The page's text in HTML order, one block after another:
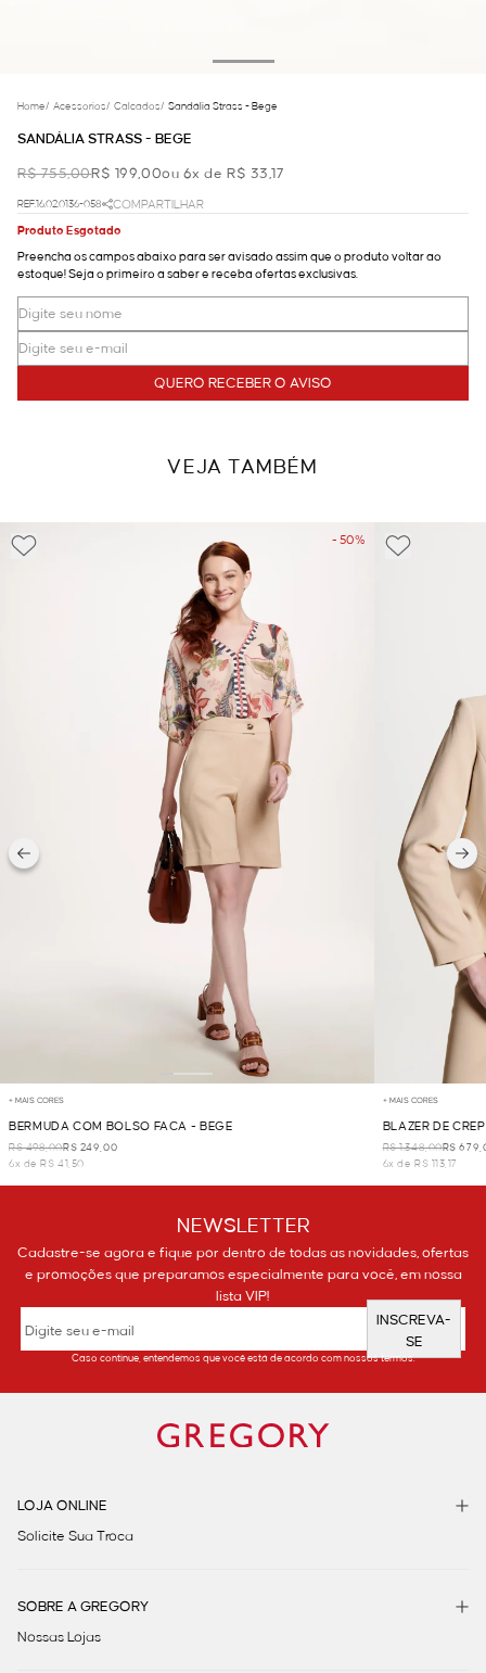
Home/ Acessorios/ Calcados/ Sandália Strass - Bege
SANDÁLIA STRASS - BEGE
R$ 755,00R$ 199,00ou 6x de R$ 33,17
REF.16.02.0136-058
COMPARTILHAR
Produto Esgotado
Preencha os campos abaixo para ser avisado assim que o produto voltar ao
estoque! Seja o primeiro a saber e receba ofertas exclusivas.
QUERO RECEBER O AVISO
VEJA TAMBÉM
- 50%
+ MAIS CORES
BERMUDA COM BOLSO FACA - BEGE
R$ 498,00R$ 249,00
6x de R$ 41,50
+ MAIS CORES
BLAZER DE
R$ 1.348,00R$
6x de R$ 113,17
NEWSLETTER
Cadastre-se agora e fique por dentro de todas as novidades, ofertas
e promoções que preparamos especialmente para você, em nossa
lista VIP!
INSCREVA-
SE
Caso continue, entendemos que você está de acordo com nossos termos.
LOJA ONLINE
Solicite Sua Troca
SOBRE A GREGORY
Nossas Lojas